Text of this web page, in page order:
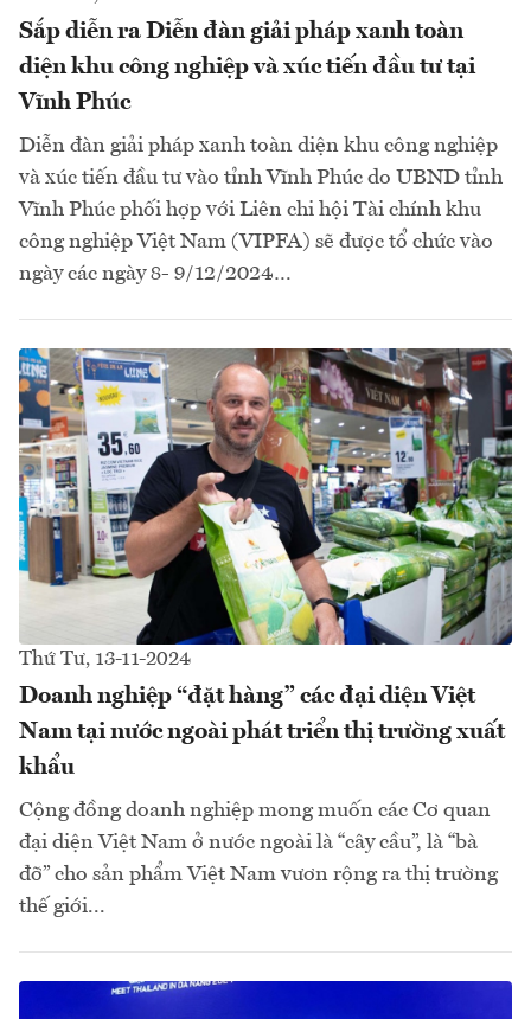
Sắp diễn ra Diễn đàn giải pháp xanh toàn
diện khu công nghiệp và xúc tiến đầu tư tại
Vĩnh Phúc
Diễn đàn giải pháp xanh toàn diện khu công nghiệp
và xúc tiến đầu tư vào tỉnh Vĩnh Phúc do UBND tỉnh
Vĩnh Phúc phối hợp với Liên chi hội Tài chính khu
công nghiệp Việt Nam (VIPFA) sẽ được tổ chức vào
ngày các ngày 8- 9/12/2024…
Thứ Tư, 13-11-2024
Doanh nghiệp “đặt hàng” các đại diện Việt
Nam tại nước ngoài phát triển thị trường xuất
khẩu
Cộng đồng doanh nghiệp mong muốn các Cơ quan
đại diện Việt Nam ở nước ngoài là “cây cầu”, là “bà
đỡ” cho sản phẩm Việt Nam vươn rộng ra thị trường
thế giới...